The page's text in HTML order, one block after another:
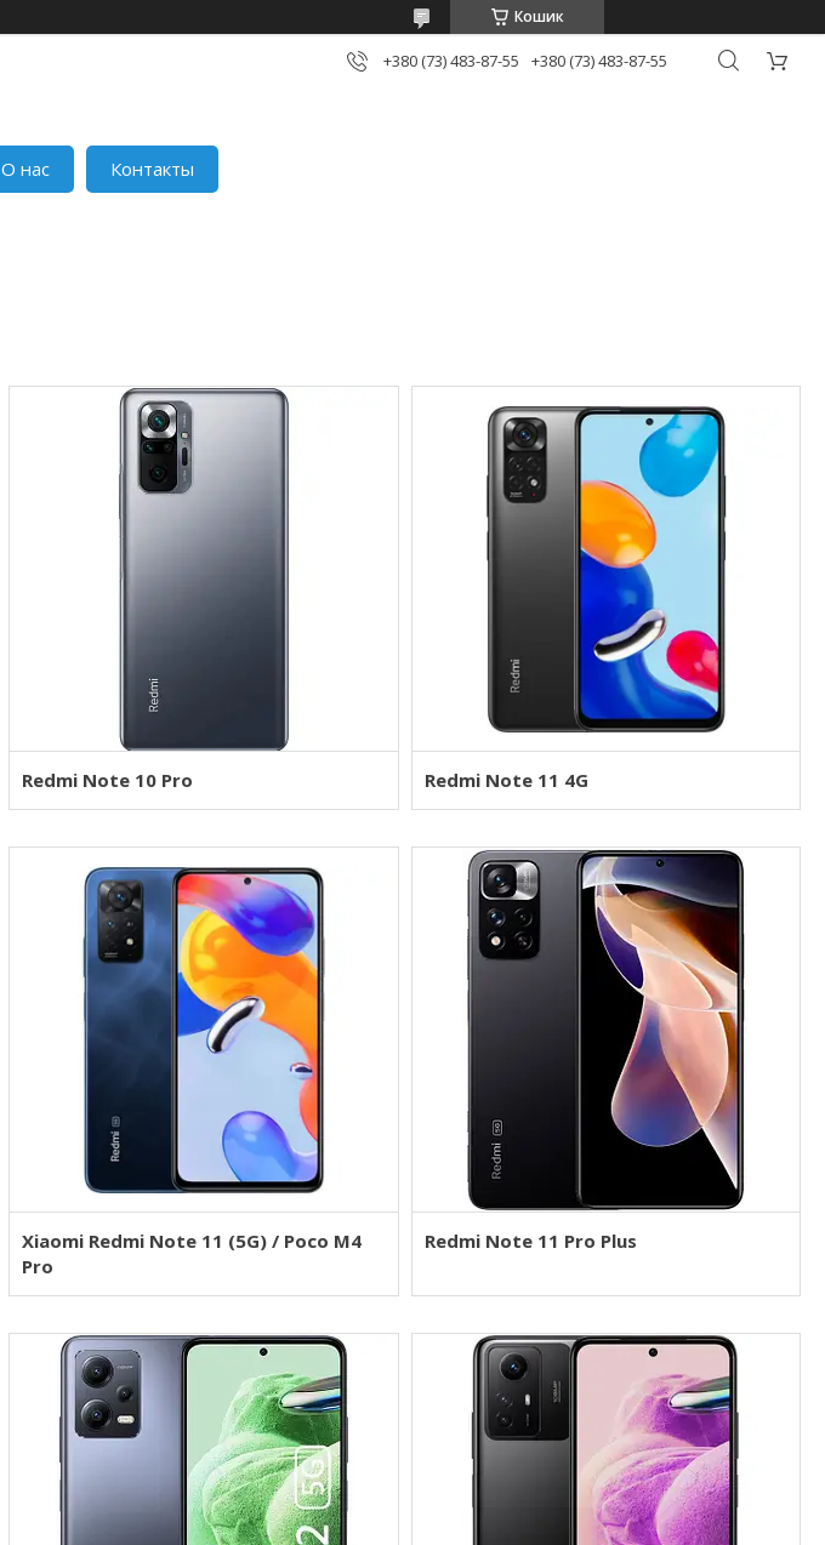
Кошик
+380 (73) 483-87-55 +380 (73) 483-87-55
О нас Контакты
Redmi Note 10 Pro Redmi Note 11 4G
Xiaomi Redmi Note 11 (5G) / Poco M4
Pro
Redmi Note 11 Pro Plus